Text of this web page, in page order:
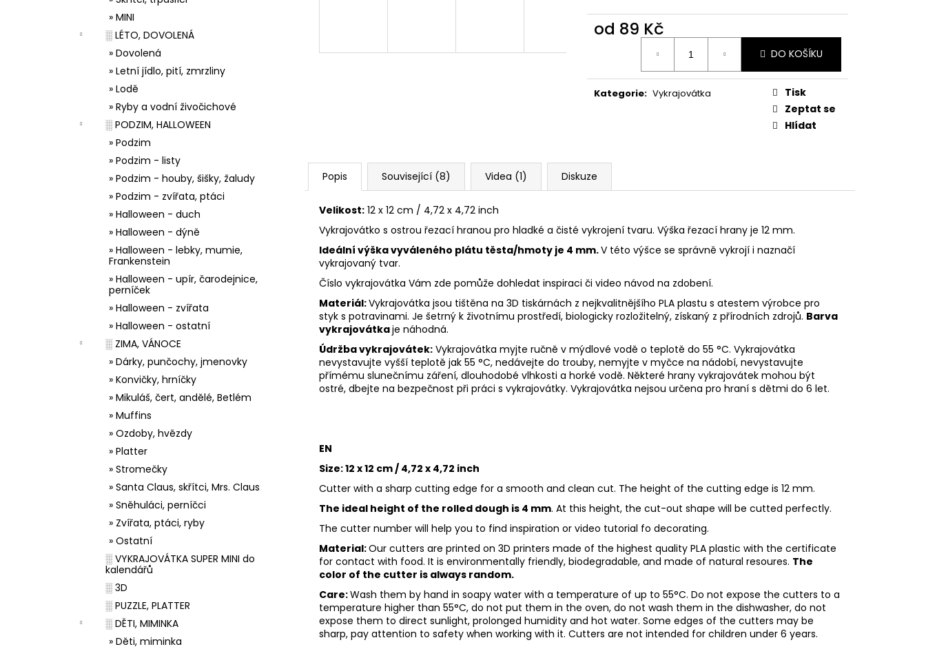
» MINI
░ LÉTO, DOVOLENÁ
» Dovolená
» Letní jídlo, pití, zmrzliny
» Lodě
» Ryby a vodní živočichové
░ PODZIM, HALLOWEEN
» Podzim
» Podzim - listy
» Podzim - houby, šišky, žaludy
» Podzim - zvířata, ptáci
» Halloween - duch
» Halloween - dýně
» Halloween - lebky, mumie,
Frankenstein
» Halloween - upír, čarodejnice,
perníček
» Halloween - zvířata
» Halloween - ostatní
░ ZIMA, VÁNOCE
» Dárky, punčochy, jmenovky
» Konvičky, hrníčky
» Mikuláš, čert, andělé, Betlém
» Muffins
» Ozdoby, hvězdy
» Platter
» Stromečky
» Santa Claus, skřítci, Mrs. Claus
» Sněhuláci, perníčci
» Zvířata, ptáci, ryby
» Ostatní
░ VYKRAJOVÁTKA SUPER MINI do
kalendářů
░ 3D
░ PUZZLE, PLATTER
░ DĚTI, MIMINKA
» Děti, miminka
od 89 Kč
DO KOŠÍKU
Kategorie: Vykrajovátka
Tisk
Zeptat se
Hlídat
Popis Související (8) Videa (1) Diskuze
Velikost: 12 x 12 cm / 4,72 x 4,72 inch
Vykrajovátko s ostrou řezací hranou pro hladké a čisté vykrojení tvaru. Výška řezací hrany je 12 mm.
Ideální výška vyváleného plátu těsta/hmoty je 4 mm.V této výšce se správně vykrojí i naznačí
vykrajovaný tvar.
Číslo vykrajovátka Vám zde pomůže dohledat inspiraci či video návod na zdobení.
Materiál:Vykrajovátka jsou tištěna na 3D tiskárnách z nejkvalitnějšího PLA plastu s atestem výrobce pro
styk s potravinami. Je šetrný k životnímu prostředí, biologicky rozložitelný, získaný z přírodních zdrojů. Barva
vykrajovátkaje náhodná.
Údržba vykrajovátek: Vykrajovátka myjte ručně v mýdlové vodě o teplotě do 55 °C. Vykrajovátka
nevystavujte vyšší teplotě jak 55 °C, nedávejte do trouby, nemyjte v myčce na nádobí, nevystavujte
přímému slunečnímu záření, dlouhodobé vlhkosti a horké vodě. Některé hrany vykrajovátek mohou být
ostré, dbejte na bezpečnost při práci s vykrajovátky. Vykrajovátka nejsou určena pro hraní s dětmi do 6 let.
EN
Size: 12 x 12 cm / 4,72 x 4,72 inch
Cutter with a sharp cutting edge for a smooth and clean cut. The height of the cutting edge is 12 mm.
The ideal height of the rolled dough is 4 mm. At this height, the cut-out shape will be cutted perfectly.
The cutter number will help you to find inspiration or video tutorial fo decorating.
Material:Our cutters are printed on 3D printers made of the highest quality PLA plastic with the certificate
for contact with food. It is environmentally friendly, biodegradable, and made of natural resoures. The
color of the cutter is always random.
Care:Wash them by hand in soapy water with a temperature of up to 55°C. Do not expose the cutters to a
temperature higher than 55°C, do not put them in the oven, do not wash them in the dishwasher, do not
expose them to direct sunlight, prolonged humidity and hot water. Some edges of the cutters may be
sharp, pay attention to safety when working with it. Cutters are not intended for children under 6 years.
33001 ZDOBÍCÍ SÁČEK